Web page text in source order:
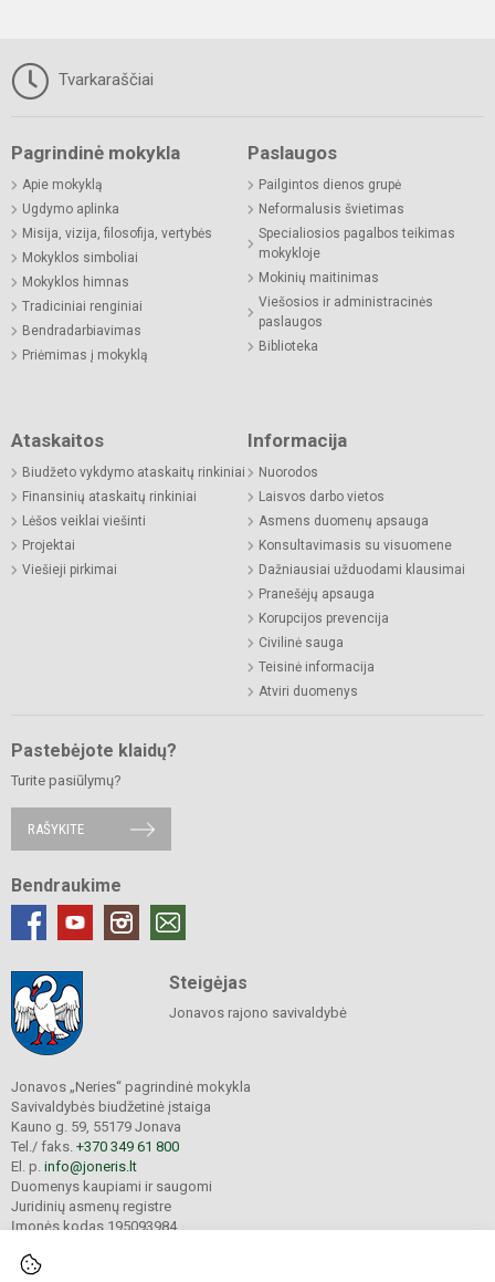
Tvarkaraščiai
Pagrindinė mokykla
Apie mokyklą
Ugdymo aplinka
Misija, vizija, filosofija, vertybės
Mokyklos simboliai
Mokyklos himnas
Tradiciniai renginiai
Bendradarbiavimas
Priėmimas į mokyklą
Paslaugos
Pailgintos dienos grupė
Neformalusis švietimas
Specialiosios pagalbos teikimas
mokykloje
Mokinių maitinimas
Viešosios ir administracinės
paslaugos
Biblioteka
Ataskaitos
Biudžeto vykdymo ataskaitų rinkiniai
Finansinių ataskaitų rinkiniai
Lėšos veiklai viešinti
Projektai
Viešieji pirkimai
Informacija
Nuorodos
Laisvos darbo vietos
Asmens duomenų apsauga
Konsultavimasis su visuomene
Dažniausiai užduodami klausimai
Pranešėjų apsauga
Korupcijos prevencija
Civilinė sauga
Teisinė informacija
Atviri duomenys
Pastebėjote klaidų?
Turite pasiūlymų?
RAŠYKITE
Bendraukime
Steigėjas
Jonavos rajono savivaldybė
Jonavos „Neries“ pagrindinė mokykla
Savivaldybės biudžetinė įstaiga
Kauno g. 59, 55179 Jonava
Tel./ faks. +370 349 61 800
El. p. info@joneris.lt
Duomenys kaupiami ir saugomi
Juridinių asmenų registre
Įmonės kodas 195093984